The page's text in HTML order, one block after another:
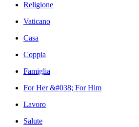
Religione
Vaticano
Casa
Coppia
Famiglia
For Her &#038; For Him
Lavoro
Salute